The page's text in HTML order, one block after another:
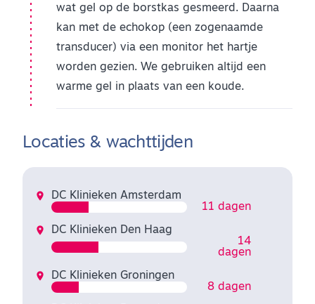
wat gel op de borstkas gesmeerd. Daarna
kan met de echokop (een zogenaamde
transducer) via een monitor het hartje
worden gezien. We gebruiken altijd een
warme gel in plaats van een koude.
Locaties & wachttijden
DC Klinieken Amsterdam
11 dagen
DC Klinieken Den Haag
14
dagen
DC Klinieken Groningen
8 dagen